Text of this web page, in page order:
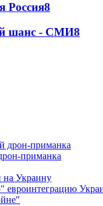
Россия8
шанс - СМИ8
приманка
на Украину
евроинтеграцию